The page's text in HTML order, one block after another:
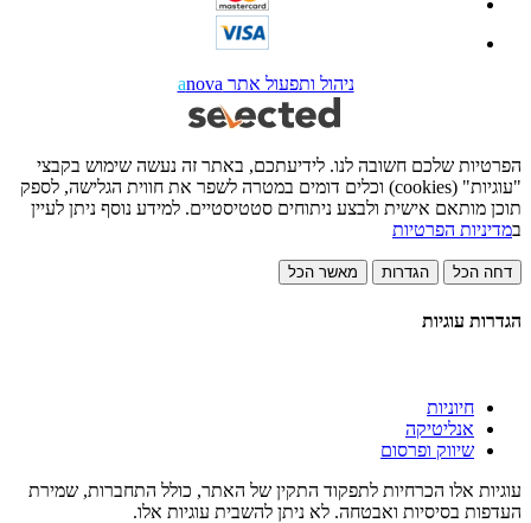
ניהול ותפעול אתר anova
הפרטיות שלכם חשובה לנו. לידיעתכם, באתר זה נעשה שימוש בקבצי
"עוגיות" (cookies) וכלים דומים במטרה לשפר את חווית הגלישה, לספק
תוכן מותאם אישית ולבצע ניתוחים סטטיסטיים. למידע נוסף ניתן לעיין
במדיניות הפרטיות
דחה הכל הגדרות מאשר הכל
הגדרות עוגיות
חיוניות
אנליטיקה
שיווק ופרסום
עוגיות אלו הכרחיות לתפקוד התקין של האתר, כולל התחברות, שמירת
העדפות בסיסיות ואבטחה. לא ניתן להשבית עוגיות אלו.